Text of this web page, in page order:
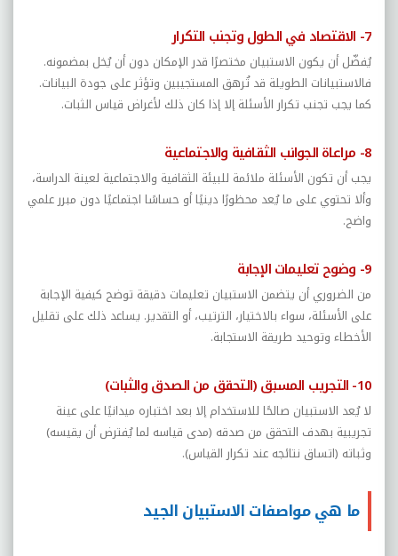
7- الاقتصاد في الطول وتجنب التكرار
يُفضّل أن يكون الاستبيان مختصرًا قدر الإمكان دون أن يُخل بمضمونه.
فالاستبيانات الطويلة قد تُرهق المستجيبين وتؤثر على جودة البيانات.
كما يجب تجنب تكرار الأسئلة إلا إذا كان ذلك لأغراض قياس الثبات.
8- مراعاة الجوانب الثقافية والاجتماعية
يجب أن تكون الأسئلة ملائمة للبيئة الثقافية والاجتماعية لعينة الدراسة،
وألا تحتوي على ما يُعد محظورًا دينيًا أو حساسًا اجتماعيًا دون مبرر علمي
واضح.
9- وضوح تعليمات الإجابة
من الضروري أن يتضمن الاستبيان تعليمات دقيقة توضح كيفية الإجابة
على الأسئلة، سواء بالاختيار، الترتيب، أو التقدير. يساعد ذلك على تقليل
الأخطاء وتوحيد طريقة الاستجابة.
10- التجريب المسبق (التحقق من الصدق والثبات)
لا يُعد الاستبيان صالحًا للاستخدام إلا بعد اختباره ميدانيًا على عينة
تجريبية بهدف التحقق من صدقه (مدى قياسه لما يُفترض أن يقيسه)
وثباته (اتساق نتائجه عند تكرار القياس).
ما هي مواصفات الاستبيان الجيد